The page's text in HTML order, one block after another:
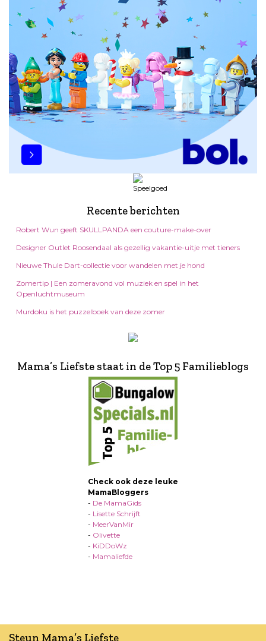
Recente berichten
Robert Wun geeft SKULLPANDA een couture-make-over
Designer Outlet Roosendaal als gezellig vakantie-uitje met tieners
Nieuwe Thule Dart-collectie voor wandelen met je hond
Zomertip | Een zomeravond vol muziek en spel in het
Openluchtmuseum
Murdoku is het puzzelboek van deze zomer
Mama’s Liefste staat in de Top 5 Familieblogs
Check ook deze leuke
MamaBloggers
- De MamaGids
- Lisette Schrijft
- MeerVanMir
- Olivette
- KiDDoWz
- Mamaliefde
Steun Mama’s Liefste